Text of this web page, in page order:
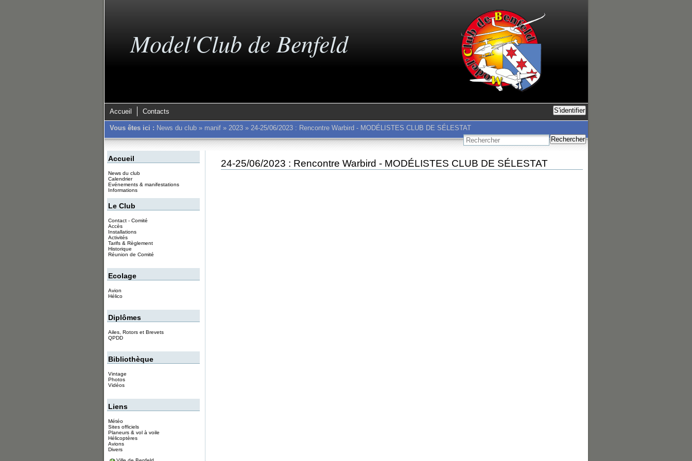
Model'Club de Benfeld
Accueil Contacts S'identifier
Vous êtes ici : News du club» manif» 2023» 24-25/06/2023 : Rencontre Warbird - MODÉLISTES CLUB DE SÉLESTAT
Rechercher
24-25/06/2023 : Rencontre Warbird - MODÉLISTES CLUB DE SÉLESTAT
Accueil
News du club
Calendrier
Evénements & manifestations
Informations
Le Club
Contact - Comité
Accès
Installations
Activités
Tarifs & Règlement
Historique
Réunion de Comité
Ecolage
Avion
Hélico
Diplômes
Ailes, Rotors et Brevets
QPDD
Bibliothèque
Vintage
Photos
Vidéos
Liens
Météo
Sites officiels
Planeurs & vol à voile
Hélicoptères
Avions
Divers